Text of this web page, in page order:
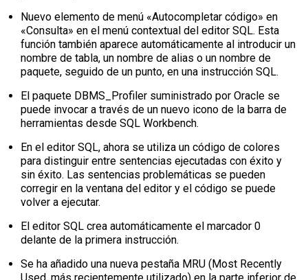
Nuevo elemento de menú «Autocompletar código» en
«Consulta» en el menú contextual del editor SQL. Esta
función también aparece automáticamente al introducir un
nombre de tabla, un nombre de alias o un nombre de
paquete, seguido de un punto, en una instrucción SQL.
El paquete DBMS_Profiler suministrado por Oracle se
puede invocar a través de un nuevo icono de la barra de
herramientas desde SQL Workbench.
En el editor SQL, ahora se utiliza un código de colores
para distinguir entre sentencias ejecutadas con éxito y
sin éxito. Las sentencias problemáticas se pueden
corregir en la ventana del editor y el código se puede
volver a ejecutar.
El editor SQL crea automáticamente el marcador 0
delante de la primera instrucción.
Se ha añadido una nueva pestaña MRU (Most Recently